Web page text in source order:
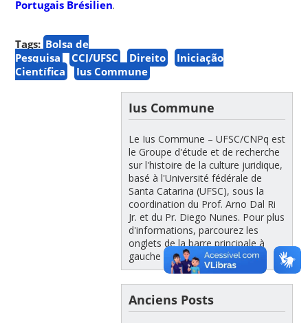
Portugais Brésilien.
Tags: Bolsa de
Pesquisa
CCJ/UFSC Direito
Iniciação
Científica
Ius Commune
Ius Commune
Le Ius Commune – UFSC/CNPq est
le Groupe d'étude et de recherche
sur l'histoire de la culture juridique,
basé à l'Université fédérale de
Santa Catarina (UFSC), sous la
coordination du Prof. Arno Dal Ri
Jr. et du Pr. Diego Nunes. Pour plus
d'informations, parcourez les
onglets de la barre principale à
gauche !
Anciens Posts